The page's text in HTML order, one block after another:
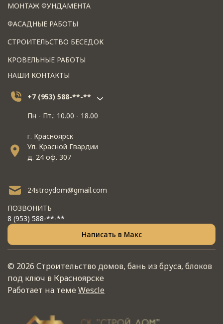
МОНТАЖ ФУНДАМЕНТА
ФАСАДНЫЕ РАБОТЫ
СТРОИТЕЛЬСТВО БЕСЕДОК
КРОВЕЛЬНЫЕ РАБОТЫ
НАШИ КОНТАКТЫ
+7 (953) 588-**-**
Пн - Пт.: 10.00 - 18.00
г. Красноярск
Ул. Красной Гвардии
д. 24 оф. 307
24stroydom@gmail.com
ПОЗВОНИТЬ
8 (953) 588-**-**
Написать в Макс
© 2026 Строительство домов, бань из бруса, блоков
под ключ в Красноярске
Работает на темеWescle